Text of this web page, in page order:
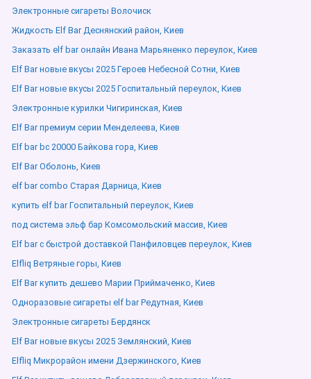
Электронные сигареты Волочиск
Жидкость Elf Bar Деснянский район, Киев
Заказать elf bar онлайн Ивана Марьяненко переулок, Киев
Elf Bar новые вкусы 2025 Героев Небесной Сотни, Киев
Elf Bar новые вкусы 2025 Госпитальный переулок, Киев
Электронные курилки Чигиринская, Киев
Elf Bar премиум серии Менделеева, Киев
Elf bar bc 20000 Байкова гора, Киев
Elf Bar Оболонь, Киев
elf bar combo Старая Дарница, Киев
купить elf bar Госпитальный переулок, Киев
под система эльф бар Комсомольский массив, Киев
Elf bar с быстрой доставкой Панфиловцев переулок, Киев
Elfliq Ветряные горы, Киев
Elf Bar купить дешево Марии Приймаченко, Киев
Одноразовые сигареты elf bar Редутная, Киев
Электронные сигареты Бердянск
Elf Bar новые вкусы 2025 Землянский, Киев
Elfliq Микрорайон имени Дзержинского, Киев